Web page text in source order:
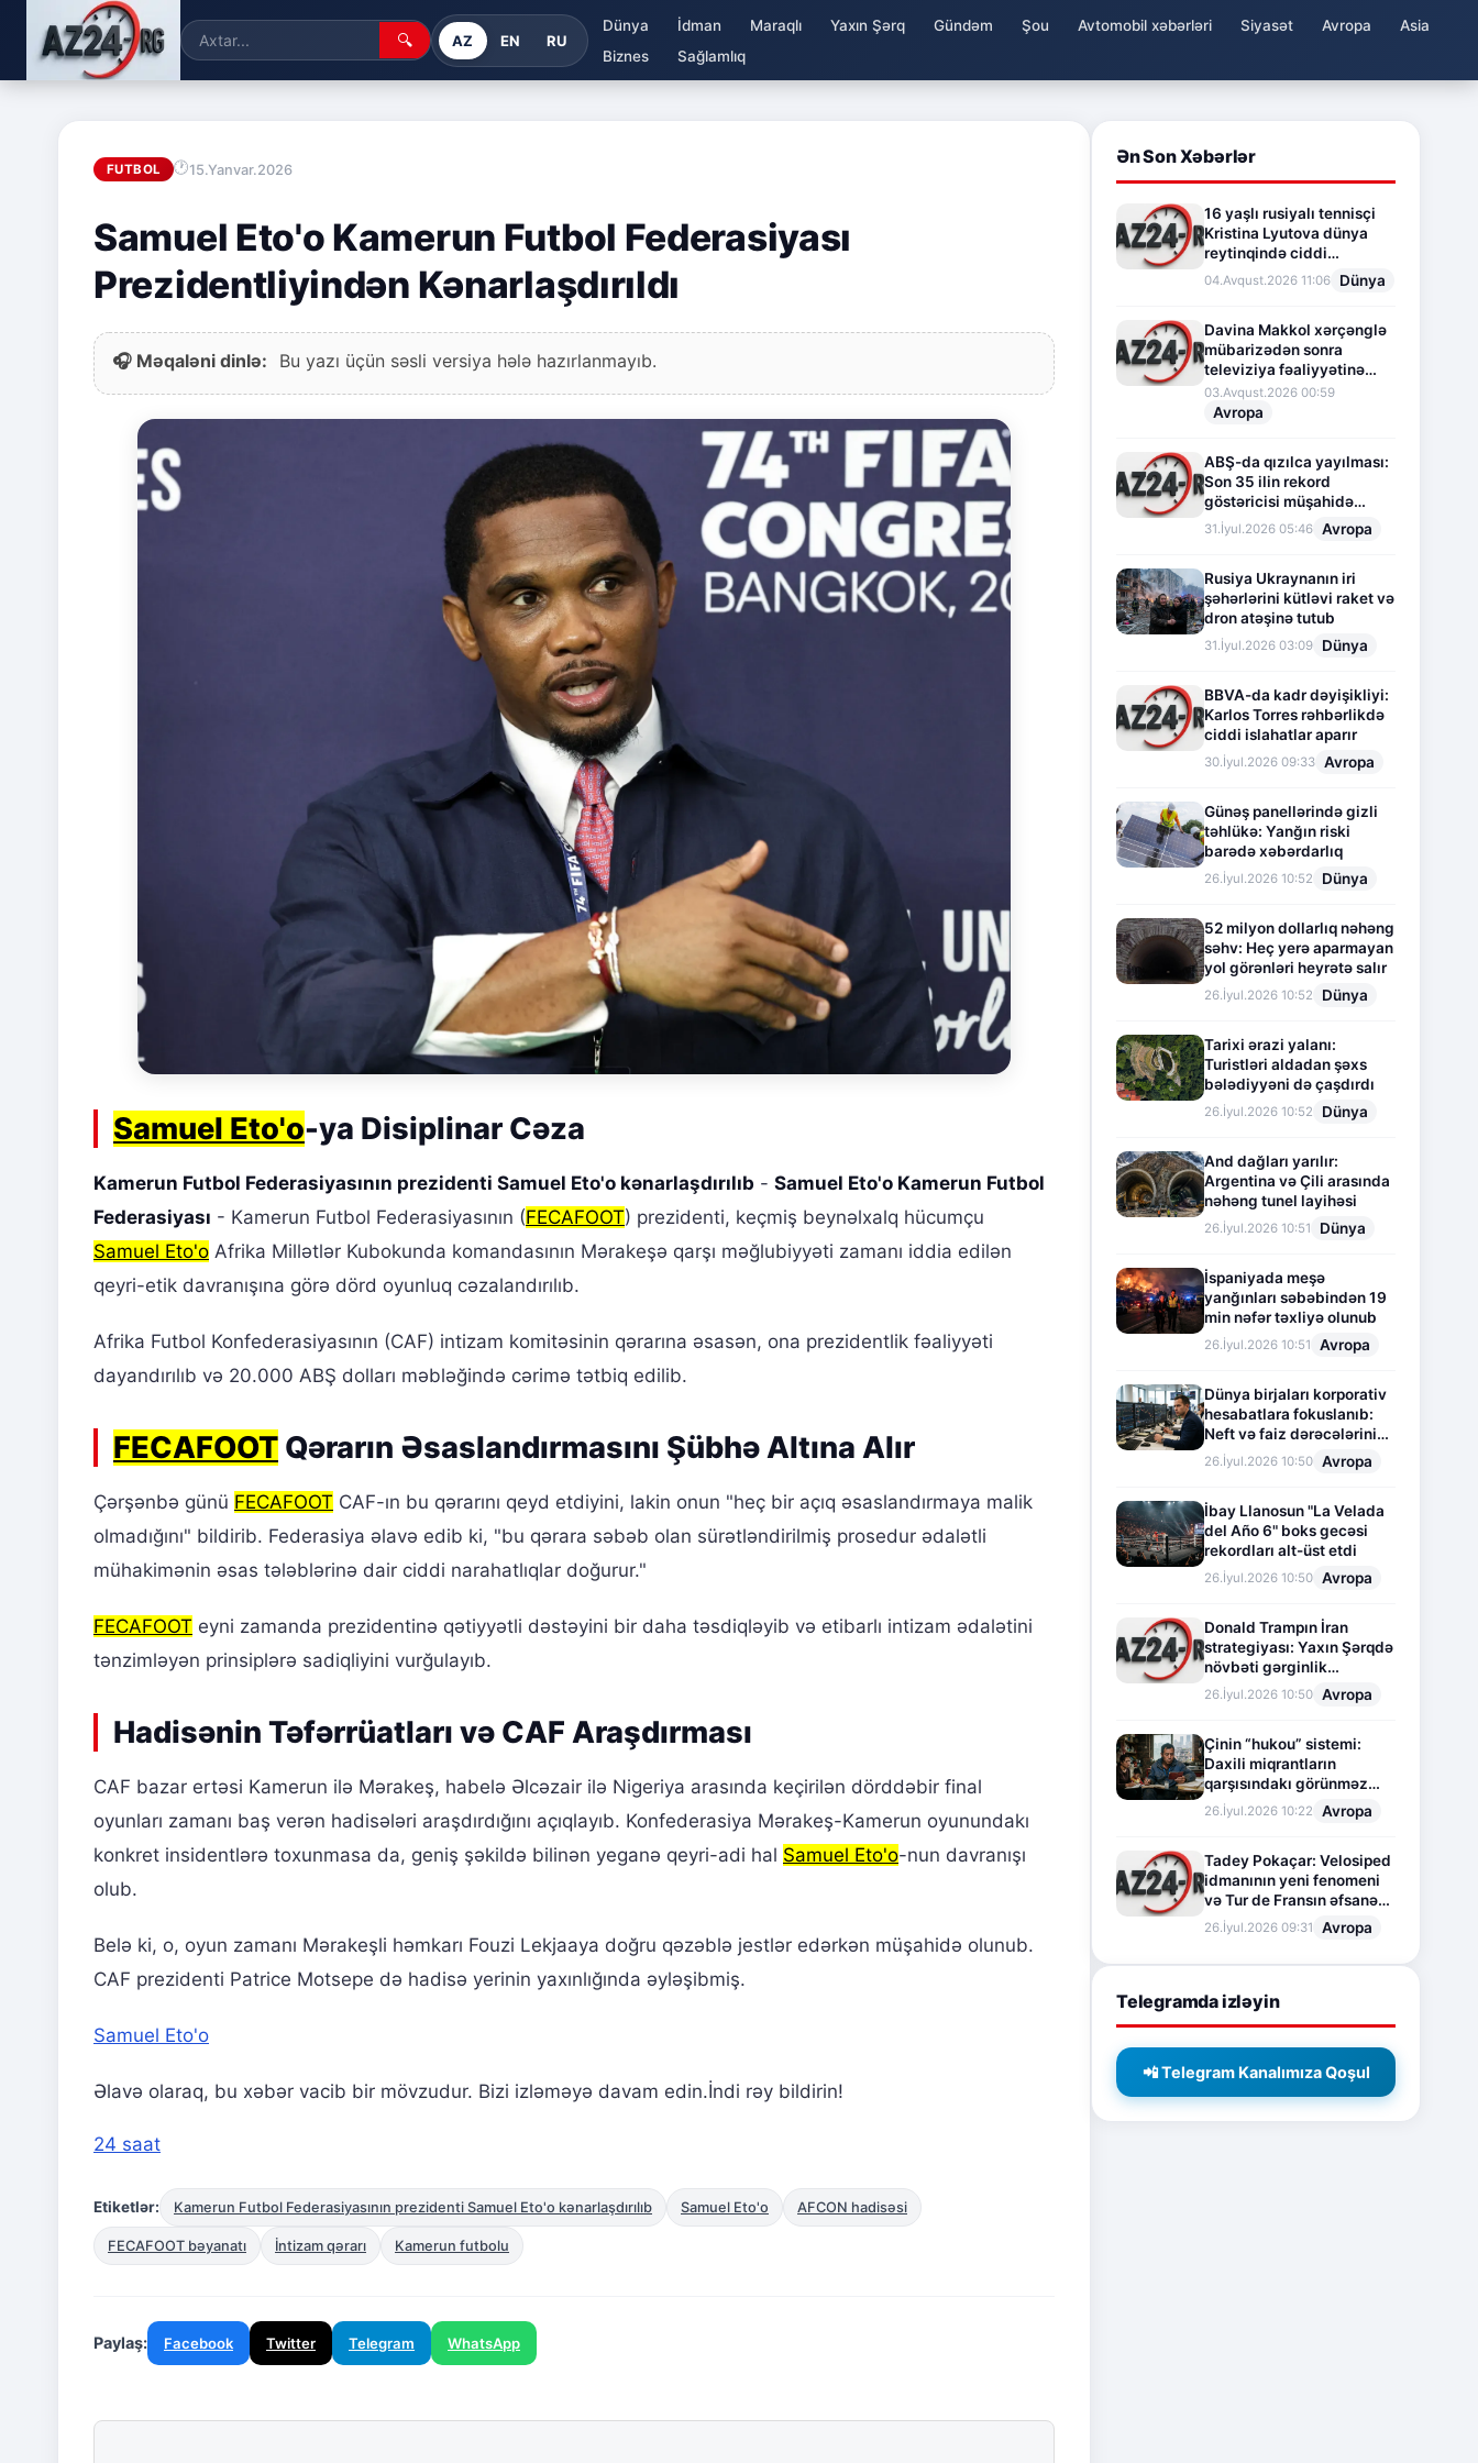
🔍 AZ EN RU
Dünya İdman Maraqlı Yaxın Şərq Gündəm Şou Avtomobil xəbərləri Siyasət Avropa
Asia
Biznes
Sağlamlıq
FUTBOL 15.Yanvar.2026
Samuel Eto'o Kamerun Futbol Federasiyası
Prezidentliyindən Kənarlaşdırıldı
🎧 Məqaləni dinlə: Bu yazı üçün səsli versiya hələ hazırlanmayıb.
Samuel Eto'o-ya Disiplinar Cəza
Kamerun Futbol Federasiyasının prezidenti Samuel Eto'o kənarlaşdırılıb - Samuel Eto'o Kamerun Futbol
Federasiyası - Kamerun Futbol Federasiyasının (FECAFOOT) prezidenti, keçmiş beynəlxalq hücumçu
Samuel Eto'o Afrika Millətlər Kubokunda komandasının Mərakeşə qarşı məğlubiyyəti zamanı iddia edilən
qeyri-etik davranışına görə dörd oyunluq cəzalandırılıb.
Afrika Futbol Konfederasiyasının (CAF) intizam komitəsinin qərarına əsasən, ona prezidentlik fəaliyyəti
dayandırılıb və 20.000 ABŞ dolları məbləğində cərimə tətbiq edilib.
FECAFOOT Qərarın Əsaslandırmasını Şübhə Altına Alır
Çərşənbə günü FECAFOOT CAF-ın bu qərarını qeyd etdiyini, lakin onun "heç bir açıq əsaslandırmaya malik
olmadığını" bildirib. Federasiya əlavə edib ki, "bu qərara səbəb olan sürətləndirilmiş prosedur ədalətli
mühakimənin əsas tələblərinə dair ciddi narahatlıqlar doğurur."
FECAFOOT eyni zamanda prezidentinə qətiyyətli dəstəyini bir daha təsdiqləyib və etibarlı intizam ədalətini
tənzimləyən prinsiplərə sadiqliyini vurğulayıb.
Hadisənin Təfərrüatları və CAF Araşdırması
CAF bazar ertəsi Kamerun ilə Mərakeş, habelə Əlcəzair ilə Nigeriya arasında keçirilən dörddəbir final
oyunları zamanı baş verən hadisələri araşdırdığını açıqlayıb. Konfederasiya Mərakeş-Kamerun oyunundakı
konkret insidentlərə toxunmasa da, geniş şəkildə bilinən yeganə qeyri-adi hal Samuel Eto'o-nun davranışı
olub.
Belə ki, o, oyun zamanı Mərakeşli həmkarı Fouzi Lekjaaya doğru qəzəblə jestlər edərkən müşahidə olunub.
CAF prezidenti Patrice Motsepe də hadisə yerinin yaxınlığında əyləşibmiş.
Samuel Eto'o
Əlavə olaraq, bu xəbər vacib bir mövzudur. Bizi izləməyə davam edin.İndi rəy bildirin!
24 saat
Etiketlər: Kamerun Futbol Federasiyasının prezidenti Samuel Eto'o kənarlaşdırılıb Samuel Eto'o AFCON hadisəsi
FECAFOOT bəyanatı İntizam qərarı Kamerun futbolu
Paylaş: Facebook Twitter Telegram WhatsApp
Ən Son Xəbərlər
16 yaşlı rusiyalı tennisçi
Kristina Lyutova dünya
reytinqində ciddi
irəliləyişə imza atdı
04.Avqust.2026 11:06 Dünya
Davina Makkol xərçənglə
mübarizədən sonra
televiziya fəaliyyətinə
fasilə verir
03.Avqust.2026 00:59
Avropa
ABŞ-da qızılca yayılması:
Son 35 ilin rekord
göstəricisi müşahidə
olunur
31.İyul.2026 05:46 Avropa
Rusiya Ukraynanın iri
şəhərlərini kütləvi raket və
dron atəşinə tutub
31.İyul.2026 03:09 Dünya
BBVA-da kadr dəyişikliyi:
Karlos Torres rəhbərlikdə
ciddi islahatlar aparır
30.İyul.2026 09:33 Avropa
Günəş panellərində gizli
təhlükə: Yanğın riski
barədə xəbərdarlıq
26.İyul.2026 10:52 Dünya
52 milyon dollarlıq nəhəng
səhv: Heç yerə aparmayan
yol görənləri heyrətə salır
26.İyul.2026 10:52 Dünya
Tarixi ərazi yalanı:
Turistləri aldadan şəxs
bələdiyyəni də çaşdırdı
26.İyul.2026 10:52 Dünya
And dağları yarılır:
Argentina və Çili arasında
nəhəng tunel layihəsi
26.İyul.2026 10:51 Dünya
İspaniyada meşə
yanğınları səbəbindən 19
min nəfər təxliyə olunub
26.İyul.2026 10:51 Avropa
Dünya birjaları korporativ
hesabatlara fokuslanıb:
Neft və faiz dərəcələrinin
təsiri altında cari vəziyyət
26.İyul.2026 10:50 Avropa
İbay Llanosun "La Velada
del Año 6" boks gecəsi
rekordları alt-üst etdi
26.İyul.2026 10:50 Avropa
Donald Trampın İran
strategiyası: Yaxın Şərqdə
növbəti gərginlik
mərhələsi
26.İyul.2026 10:50 Avropa
Çinin “hukou” sistemi:
Daxili miqrantların
qarşısındakı görünməz
sədd
26.İyul.2026 10:22 Avropa
Tadey Pokaçar: Velosiped
idmanının yeni fenomeni
və Tur de Fransın əfsanəvi
səhifəsi
26.İyul.2026 09:31 Avropa
Telegramda izləyin
📲 Telegram Kanalımıza Qoşul